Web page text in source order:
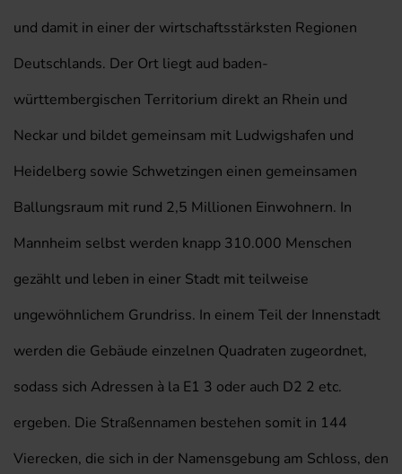
und damit in einer der wirtschaftsstärksten Regionen
Deutschlands. Der Ort liegt aud baden-
württembergischen Territorium direkt an Rhein und
Neckar und bildet gemeinsam mit Ludwigshafen und
Heidelberg sowie Schwetzingen einen gemeinsamen
Ballungsraum mit rund 2,5 Millionen Einwohnern. In
Mannheim selbst werden knapp 310.000 Menschen
gezählt und leben in einer Stadt mit teilweise
ungewöhnlichem Grundriss. In einem Teil der Innenstadt
werden die Gebäude einzelnen Quadraten zugeordnet,
sodass sich Adressen à la E1 3 oder auch D2 2 etc.
ergeben. Die Straßennamen bestehen somit in 144
Vierecken, die sich in der Namensgebung am Schloss, den